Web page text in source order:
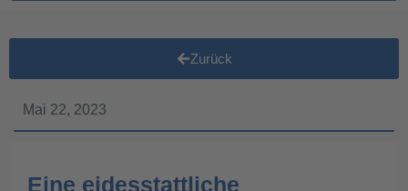
Zurück
Mai 22, 2023
Eine eidesstattliche